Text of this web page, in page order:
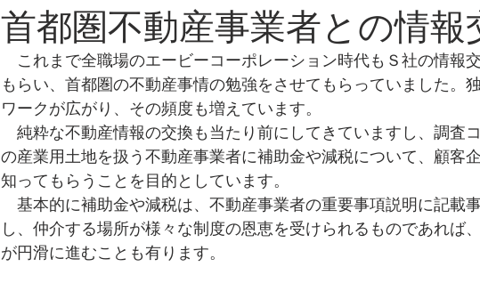
首都圏不動産事業者との情報
これまで全職場のエービーコーポレーション時代もＳ社の情報
もらい、首都圏の不動産事情の勉強をさせてもらっていました。
ワークが広がり、その頻度も増えています。
純粋な不動産情報の交換も当たり前にしてきていますし、調査
の産業用土地を扱う不動産事業者に補助金や減税について、顧客
知ってもらうことを目的としています。
基本的に補助金や減税は、不動産事業者の重要事項説明に記載
し、仲介する場所が様々な制度の恩恵を受けられるものであれば
が円滑に進むことも有ります。